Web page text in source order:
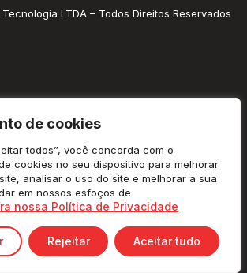
de cookies
todos”, você concorda com o
cookies no seu dispositivo para melhorar
analisar o uso do site e melhorar a sua
em nossos esfoços de
nossa Política de Privacidade
Rejeitar Aceitar tudo
LTDA – Todos Direitos Reservados